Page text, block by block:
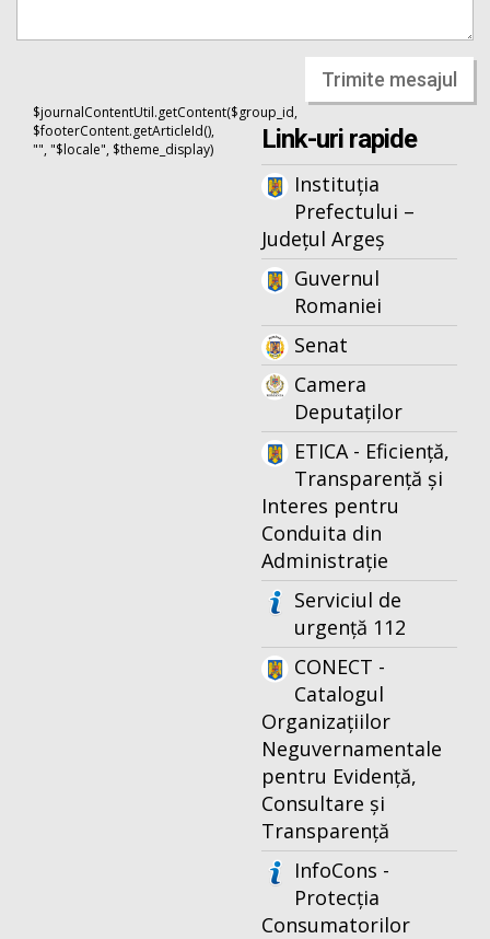
Trimite mesajul
$journalContentUtil.getContent($group_id,
$footerContent.getArticleId(),
"", "$locale", $theme_display)
Link-uri rapide
Instituția
Prefectului –
Județul Argeș
Guvernul
Romaniei
Senat
Camera
Deputaților
ETICA - Eficiență,
Transparență și
Interes pentru
Conduita din
Administrație
Serviciul de
urgență 112
CONECT -
Catalogul
Organizațiilor
Neguvernamentale
pentru Evidență,
Consultare și
Transparență
InfoCons -
Protecția
Consumatorilor